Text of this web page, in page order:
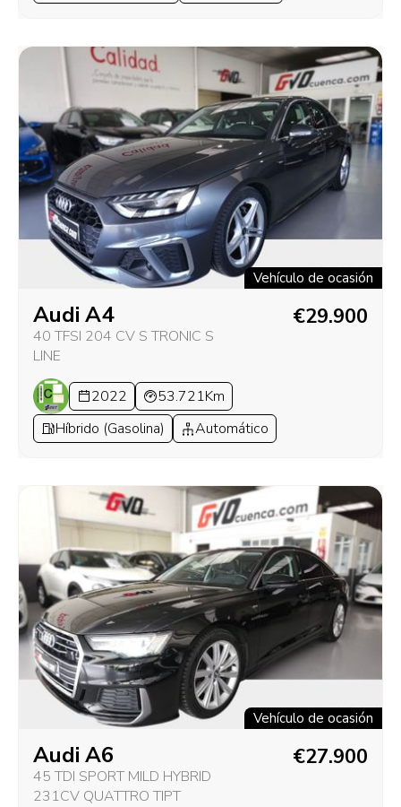
Vehículo de ocasión
Audi A4
40 TFSI 204 CV S TRONIC S
LINE
€29.900
2022
53.721Km
Híbrido (Gasolina)
Automático
Vehículo de ocasión
Audi A6
45 TDI SPORT MILD HYBRID
231CV QUATTRO TIPT
€27.900